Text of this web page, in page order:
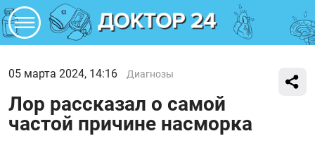
05 марта 2024, 14:16 Диагнозы
Лор рассказал о самой
частой причине насморка